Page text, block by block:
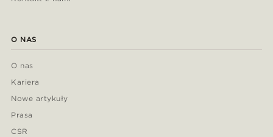
O NAS
O nas
Kariera
Nowe artykuły
Prasa
CSR